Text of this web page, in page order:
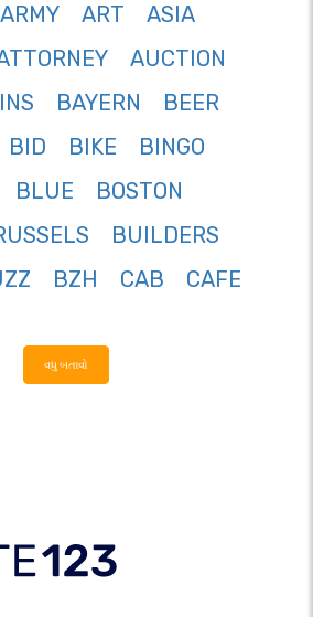
ARMY ART
ASIA
AUCTION
BAYERN
BEER
BID BIKE
BINGO
BLUE
BOSTON
BUILDERS
BZH CAB
CAFE
વધુ બતાવો